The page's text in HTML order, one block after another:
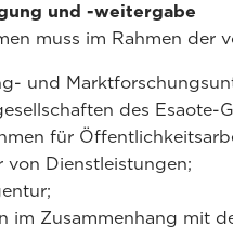
und -weitergabe
muss im Rahmen
und
des
für
von Dienstleistungen;
im Zusammenhang mit